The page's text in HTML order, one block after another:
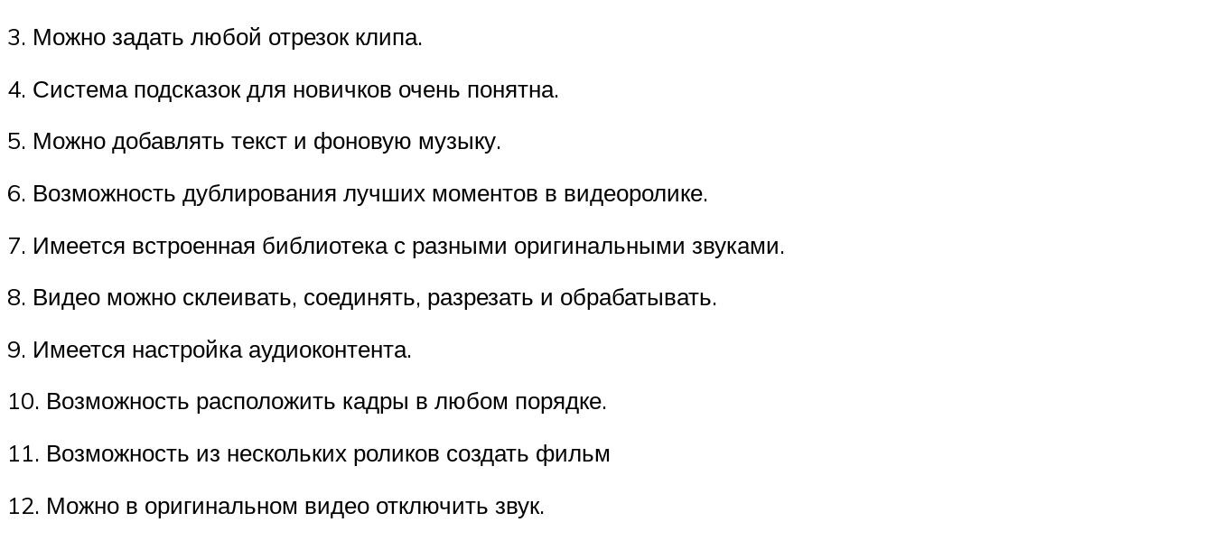
3. Можно задать любой отрезок клипа.
4. Система подсказок для новичков очень понятна.
5. Можно добавлять текст и фоновую музыку.
6. Возможность дублирования лучших моментов в видеоролике.
7. Имеется встроенная библиотека с разными оригинальными звуками.
8. Видео можно склеивать, соединять, разрезать и обрабатывать.
9. Имеется настройка аудиоконтента.
10. Возможность расположить кадры в любом порядке.
11. Возможность из нескольких роликов создать фильм
12. Можно в оригинальном видео отключить звук.